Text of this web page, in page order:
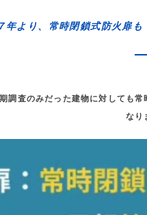
年より、常時閉鎖式防火扉
調査のみだった建物に対しても
なり